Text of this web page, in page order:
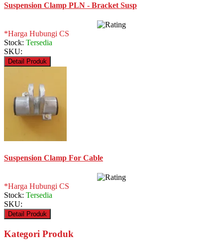
Suspension Clamp PLN - Bracket Susp
*Harga Hubungi CS
Stock: Tersedia
SKU:
Detail Produk
Suspension Clamp For Cable
*Harga Hubungi CS
Stock: Tersedia
SKU:
Detail Produk
Kategori Produk